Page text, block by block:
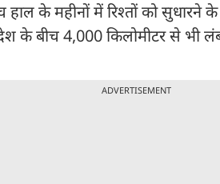
के महीनों में रिश्तों को सुधारने
के बीच 4,000 किलोमीटर से भी
ADVERTISEMENT